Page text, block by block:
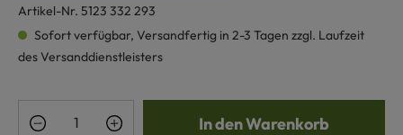
Artikel-Nr. 5123 332 293
Sofort verfügbar, Versandfertig in 2-3 Tagen zzgl. Laufzeit
des Versanddienstleisters
Produkt Anzahl: Gib den gewünschten
In den Warenkorb